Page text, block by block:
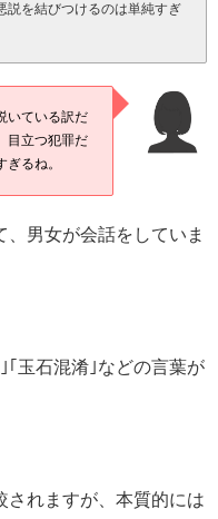
説を結びつけるのは単純すぎ
いている訳だ
目立つ犯罪だ
ぎるね。
、男女が会話をしていま
｢玉石混淆｣などの言葉が
されますが、本質的には